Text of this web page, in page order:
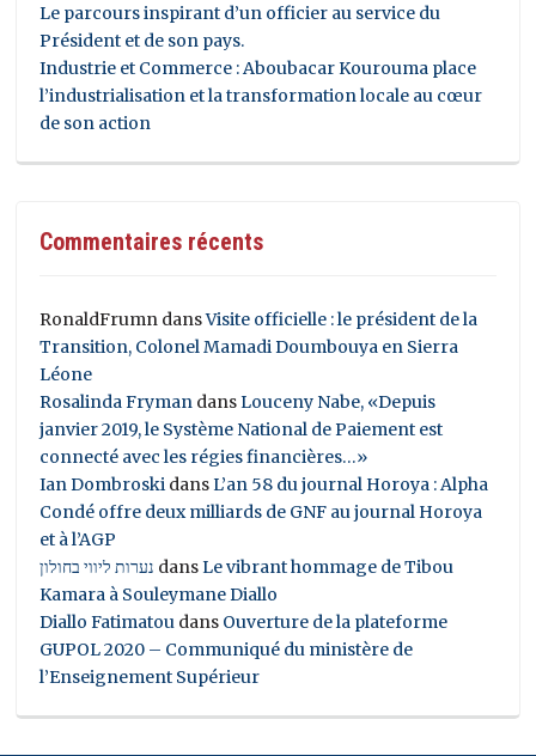
Le parcours inspirant d’un officier au service du
Président et de son pays.
Industrie et Commerce : Aboubacar Kourouma place
l’industrialisation et la transformation locale au cœur
de son action
Commentaires récents
RonaldFrumn dansVisite officielle : le président de la
Transition, Colonel Mamadi Doumbouya en Sierra
Léone
Rosalinda Fryman dansLouceny Nabe, «Depuis
janvier 2019, le Système National de Paiement est
connecté avec les régies financières…»
Ian Dombroski dansL’an 58 du journal Horoya : Alpha
Condé offre deux milliards de GNF au journal Horoya
et à l’AGP
נערות ליווי בחולון dansLe vibrant hommage de Tibou
Kamara à Souleymane Diallo
Diallo Fatimatou dans Ouverture de la plateforme
GUPOL 2020 – Communiqué du ministère de
l’Enseignement Supérieur